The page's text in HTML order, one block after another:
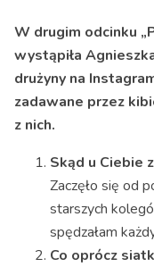
W drugim odcinku
wystąpiła
drużyny na
zadawane przez
z nich.
Skąd u Ciebie
Zaczęło się od
starszych
spędzałam
Co oprócz